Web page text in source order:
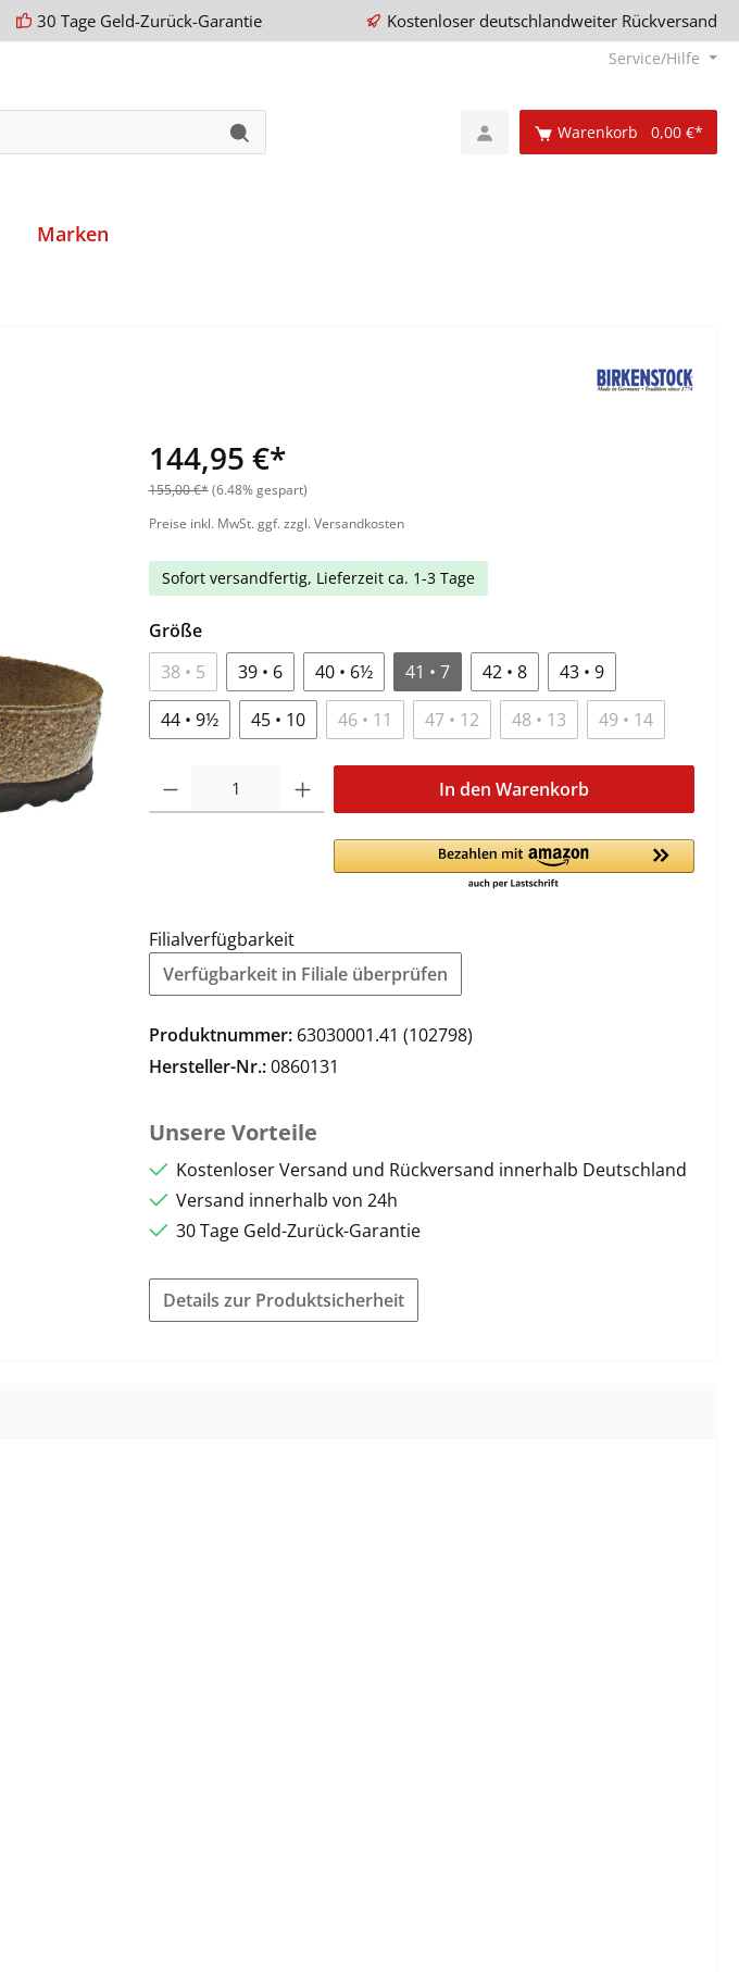
30 Tage Geld-Zurück-Garantie Kostenloser deutschlandweiter Rückversand
Service/Hilfe
Warenkorb 0,00 €*
Marken
144,95 €*
155,00 €* (6.48% gespart)
Preise inkl. MwSt. ggf. zzgl. Versandkosten
Sofort versandfertig, Lieferzeit ca. 1-3 Tage
Größe
38 • 5
39 • 6 40 • 6½ 41 • 7 42 • 8
43 • 9
44 • 9½
45 • 10 46 • 11 47 • 12 48 • 13 49 • 14
In den Warenkorb
Filialverfügbarkeit
Verfügbarkeit in Filiale überprüfen
Produktnummer: 63030001.41 (102798)
Hersteller-Nr.:0860131
Unsere Vorteile
Kostenloser Versand und Rückversand innerhalb Deutschland
Versand innerhalb von 24h
30 Tage Geld-Zurück-Garantie
Details zur Produktsicherheit